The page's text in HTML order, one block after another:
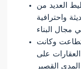
العديد من
واحترافية
مجال البناء
وكانت
على
المدى القصير